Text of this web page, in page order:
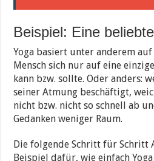
Beispiel: Eine
Yoga basiert unter anderem
Mensch sich nur auf eine
kann bzw. sollte. Oder anders:
seiner Atmung beschäftigt,
nicht bzw. nicht so schnell ab
Gedanken weniger Raum.
Die folgende Schritt für Schritt
Beispiel dafür, wie einfach Yoga